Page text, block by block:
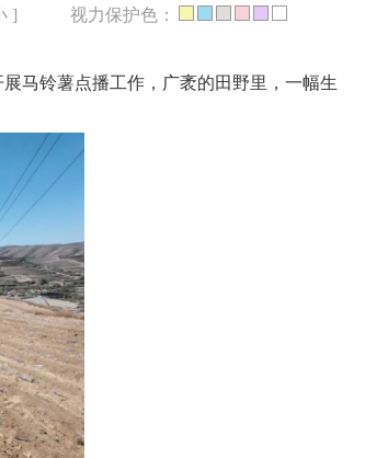
] 视力保护色：
马铃薯点播工作，广袤的田野里，一幅生